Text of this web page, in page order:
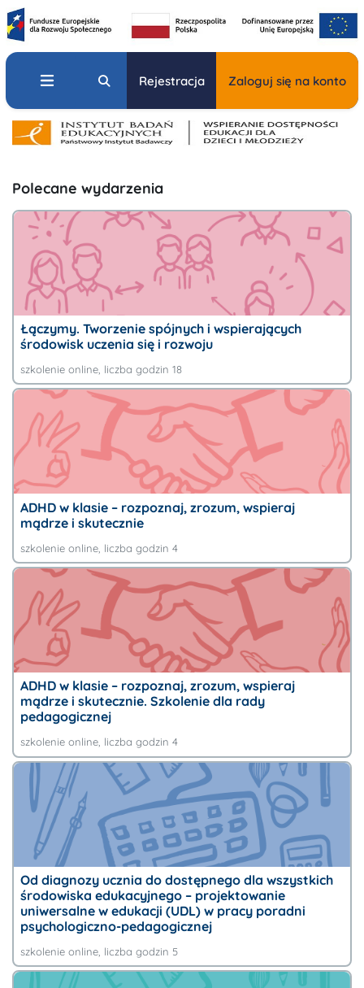
Aktualności
Przejdź do głównej zawartości
Panel bocznyPrzełącznik wyszukiwarki
Rejestracja Zaloguj się na konto
Platforma szkoleniowa IBE PIB
Bloki
Pomiń Polecane wydarzenia
Polecane wydarzenia
Łączymy. Tworzenie spójnych i wspierających
środowisk uczenia się i rozwoju
szkolenie online, liczba godzin 18
ADHD w klasie – rozpoznaj, zrozum, wspieraj
mądrze i skutecznie
szkolenie online, liczba godzin 4
ADHD w klasie – rozpoznaj, zrozum, wspieraj
mądrze i skutecznie. Szkolenie dla rady
pedagogicznej
szkolenie online, liczba godzin 4
Od diagnozy ucznia do dostępnego dla wszystkich
środowiska edukacyjnego – projektowanie
uniwersalne w edukacji (UDL) w pracy poradni
psychologiczno-pedagogicznej
szkolenie online, liczba godzin 5